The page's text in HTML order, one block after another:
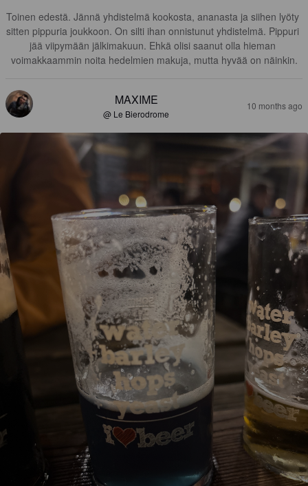
Toinen edestä. Jännä yhdistelmä kookosta, ananasta ja siihen lyöty
sitten pippuria joukkoon. On silti ihan onnistunut yhdistelmä. Pippuri
jää viipymään jälkimakuun. Ehkä olisi saanut olla hieman
voimakkaammin noita hedelmien makuja, mutta hyvää on näinkin.
MAXIME
@ Le Bierodrome
10 months ago